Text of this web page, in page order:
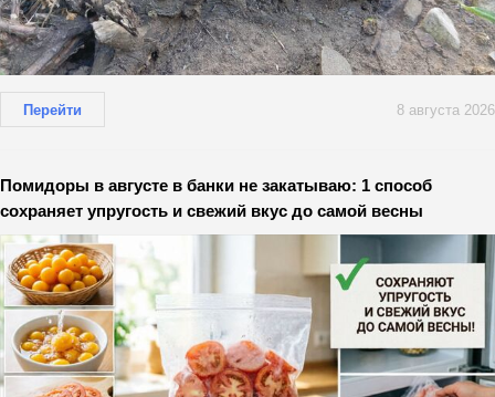
Перейти 8 августа 2026
Помидоры в августе в банки не закатываю: 1 способ
сохраняет упругость и свежий вкус до самой весны